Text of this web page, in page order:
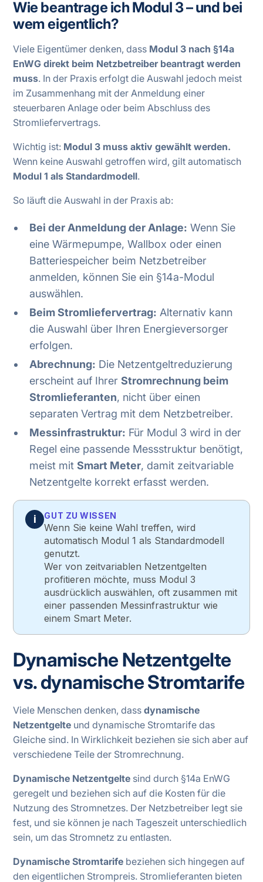
Wie beantrage ich Modul 3 – und bei
wem eigentlich?
Viele Eigentümer denken, dass Modul 3 nach §14a
EnWG direkt beim Netzbetreiber beantragt werden
muss. In der Praxis erfolgt die Auswahl jedoch meist
im Zusammenhang mit der Anmeldung einer
steuerbaren Anlage oder beim Abschluss des
Stromliefervertrags.
Wichtig ist: Modul 3 muss aktiv gewählt werden.
Wenn keine Auswahl getroffen wird, gilt automatisch
Modul 1 als Standardmodell.
So läuft die Auswahl in der Praxis ab:
Bei der Anmeldung der Anlage: Wenn Sie
eine Wärmepumpe, Wallbox oder einen
Batteriespeicher beim Netzbetreiber
anmelden, können Sie ein §14a-Modul
auswählen.
Beim Stromliefervertrag: Alternativ kann
die Auswahl über Ihren Energieversorger
erfolgen.
Abrechnung: Die Netzentgeltreduzierung
erscheint auf IhrerStromrechnung beim
Stromlieferanten, nicht über einen
separaten Vertrag mit dem Netzbetreiber.
Messinfrastruktur: Für Modul 3 wird in der
Regel eine passende Messstruktur benötigt,
meist mitSmart Meter, damit zeitvariable
Netzentgelte korrekt erfasst werden.
i GUT ZU WISSEN
Wenn Sie keine Wahl treffen, wird
automatisch Modul 1 als Standardmodell
genutzt.
Wer von zeitvariablen Netzentgelten
profitieren möchte, muss Modul 3
ausdrücklich auswählen, oft zusammen mit
einer passenden Messinfrastruktur wie
einem Smart Meter.
Dynamische Netzentgelte
vs. dynamische Stromtarife
Viele Menschen denken, dassdynamische
Netzentgelte und dynamische Stromtarife das
Gleiche sind. In Wirklichkeit beziehen sie sich aber auf
verschiedene Teile der Stromrechnung.
Dynamische Netzentgelte sind durch §14a EnWG
geregelt und beziehen sich auf die Kosten für die
Nutzung des Stromnetzes. Der Netzbetreiber legt sie
fest, und sie können je nach Tageszeit unterschiedlich
sein, um das Stromnetz zu entlasten.
Dynamische Stromtarife beziehen sich hingegen auf
den eigentlichen Strompreis. Stromlieferanten bieten